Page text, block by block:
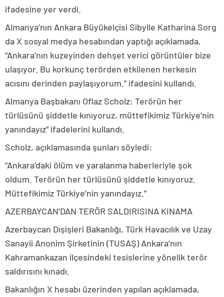
ifadesine yer verdi.
Almanya’nın Ankara Büyükelçisi Sibylle Katharina Sorg
da X sosyal medya hesabından yaptığı açıklamada,
“Ankara’nın kuzeyinden dehşet verici görüntüler bize
ulaşıyor. Bu korkunç terörden etkilenen herkesin
acısını derinden paylaşıyorum.” ifadesini kullandı.
Almanya Başbakanı Oflaz Scholz: Terörün her
türlüsünü şiddetle kınıyoruz, müttefikimiz Türkiye’nin
yanındayız” ifadelerini kullandı.
Scholz, açıklamasında şunları söyledi:
“Ankara’daki ölüm ve yaralanma haberleriyle şok
oldum. Terörün her türlüsünü şiddetle kınıyoruz.
Müttefikimiz Türkiye’nin yanındayız.”
AZERBAYCAN’DAN TERÖR SALDIRISINA KINAMA
Azerbaycan Dışişleri Bakanlığı, Türk Havacılık ve Uzay
Sanayii Anonim Şirketinin (TUSAŞ) Ankara’nın
Kahramankazan ilçesindeki tesislerine yönelik terör
saldırısını kınadı.
Bakanlığın X hesabı üzerinden yapılan açıklamada,